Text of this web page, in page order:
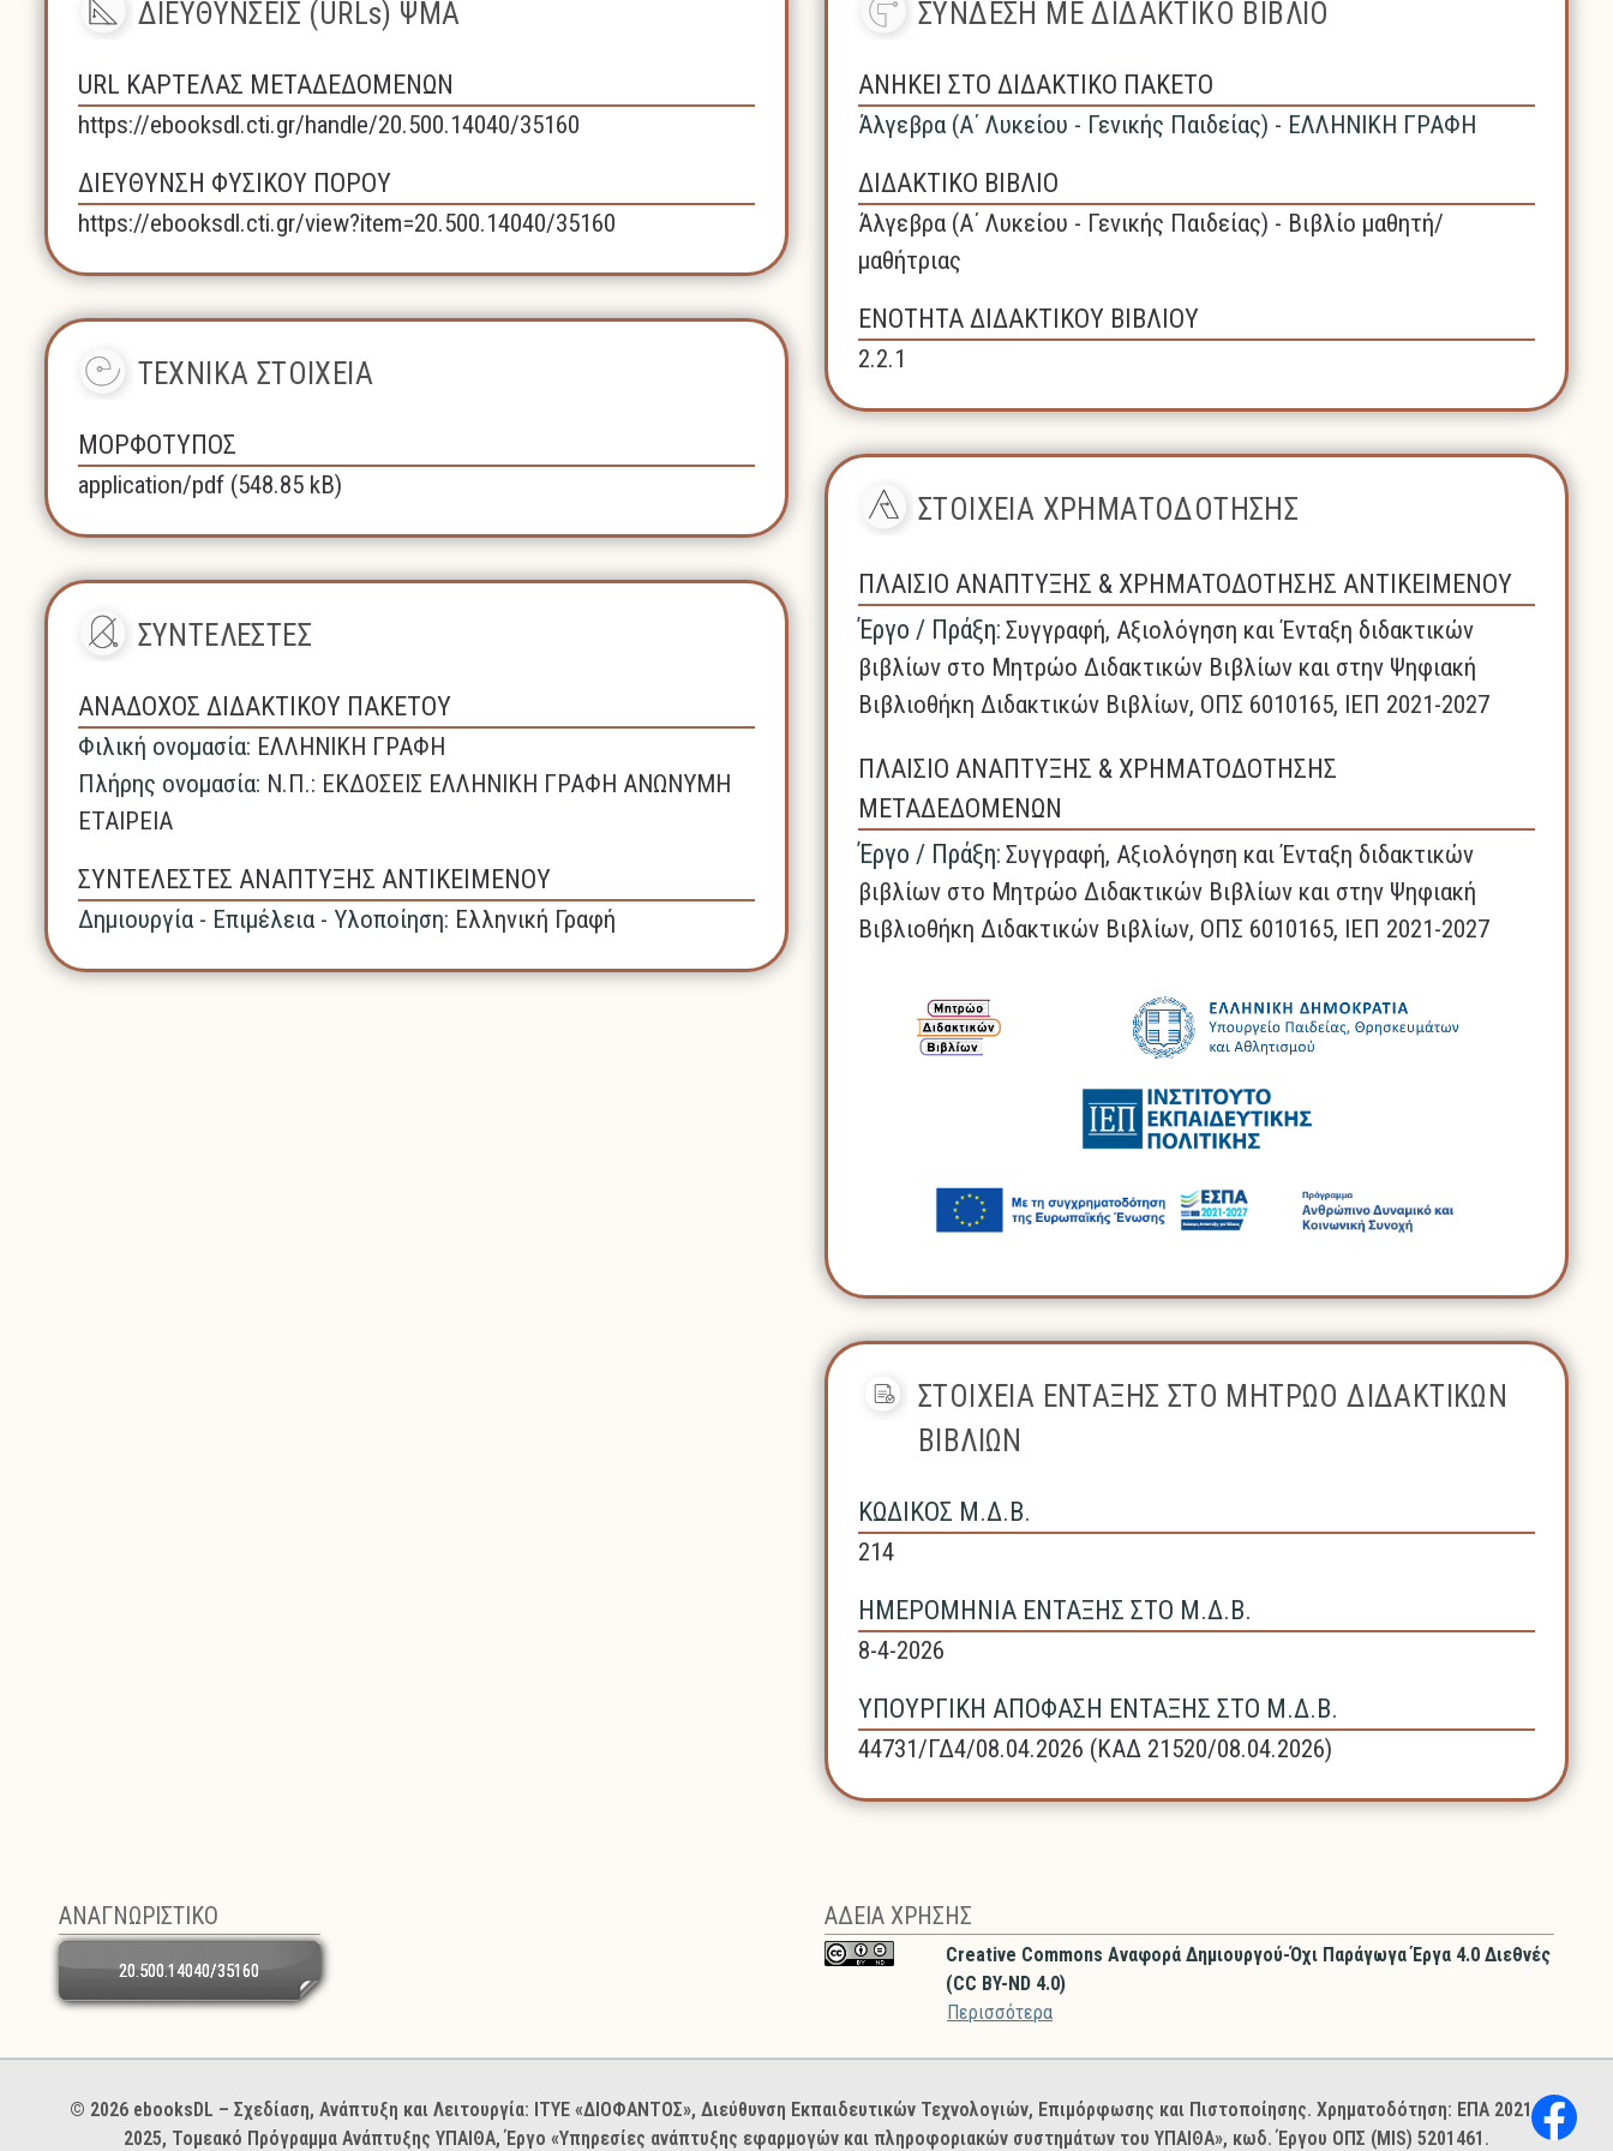
ΔΙΕΥΘΥΝΣΕΙΣ (URLs) ΨΜΑ
URL ΚΑΡΤΕΛΑΣ ΜΕΤΑΔΕΔΟΜΕΝΩΝ
https://ebooksdl.cti.gr/handle/20.500.14040/35160
ΔΙΕΥΘΥΝΣΗ ΦΥΣΙΚΟΥ ΠΟΡΟΥ
https://ebooksdl.cti.gr/view?item=20.500.14040/35160
ΤΕΧΝΙΚΑ ΣΤΟΙΧΕΙΑ
ΜΟΡΦΟΤΥΠΟΣ
application/pdf (548.85 kB)
ΣΥΝΤΕΛΕΣΤΕΣ
ΑΝΑΔΟΧΟΣ ΔΙΔΑΚΤΙΚΟΥ ΠΑΚΕΤΟΥ
Φιλική ονομασία: ΕΛΛΗΝΙΚΗ ΓΡΑΦΗ
Πλήρης ονομασία: N.Π.: ΕΚΔΟΣΕΙΣ ΕΛΛΗΝΙΚΗ ΓΡΑΦΗ ΑΝΩΝΥΜΗ
ΕΤΑΙΡΕΙΑ
ΣΥΝΤΕΛΕΣΤΕΣ ΑΝΑΠΤΥΞΗΣ ΑΝΤΙΚΕΙΜΕΝΟΥ
Δημιουργία - Επιμέλεια - Υλοποίηση: Ελληνική Γραφή
ΣΥΝΔΕΣΗ ΜΕ ΔΙΔΑΚΤΙΚΟ ΒΙΒΛΙΟ
ΑΝΗΚΕΙ ΣΤΟ ΔΙΔΑΚΤΙΚΟ ΠΑΚΕΤΟ
Άλγεβρα (A΄ Λυκείου - Γενικής Παιδείας) - ΕΛΛΗΝΙΚΗ ΓΡΑΦΗ
ΔΙΔΑΚΤΙΚΟ ΒΙΒΛΙΟ
Άλγεβρα (A΄ Λυκείου - Γενικής Παιδείας) - Βιβλίο μαθητή/
μαθήτριας
ΕΝΟΤΗΤΑ ΔΙΔΑΚΤΙΚΟΥ ΒΙΒΛΙΟΥ
2.2.1
ΣΤΟΙΧΕΙΑ ΧΡΗΜΑΤΟΔΟΤΗΣΗΣ
ΠΛΑΙΣΙΟ ΑΝΑΠΤΥΞΗΣ & ΧΡΗΜΑΤΟΔΟΤΗΣΗΣ ΑΝΤΙΚΕΙΜΕΝΟΥ
Έργο / Πράξη: Συγγραφή, Αξιολόγηση και Ένταξη διδακτικών
βιβλίων στο Μητρώο Διδακτικών Βιβλίων και στην Ψηφιακή
Βιβλιοθήκη Διδακτικών Βιβλίων, ΟΠΣ 6010165, ΙΕΠ 2021-2027
ΠΛΑΙΣΙΟ ΑΝΑΠΤΥΞΗΣ & ΧΡΗΜΑΤΟΔΟΤΗΣΗΣ
ΜΕΤΑΔΕΔΟΜΕΝΩΝ
Έργο / Πράξη: Συγγραφή, Αξιολόγηση και Ένταξη διδακτικών
βιβλίων στο Μητρώο Διδακτικών Βιβλίων και στην Ψηφιακή
Βιβλιοθήκη Διδακτικών Βιβλίων, ΟΠΣ 6010165, ΙΕΠ 2021-2027
ΣΤΟΙΧΕΙΑ ΕΝΤΑΞΗΣ ΣΤΟ ΜΗΤΡΩΟ ΔΙΔΑΚΤΙΚΩΝ
ΒΙΒΛΙΩΝ
ΚΩΔΙΚΟΣ Μ.Δ.Β.
214
ΗΜΕΡΟΜΗΝΙΑ ΕΝΤΑΞΗΣ ΣΤΟ Μ.Δ.Β.
8-4-2026
ΥΠΟΥΡΓΙΚΗ ΑΠΟΦΑΣΗ ΕΝΤΑΞΗΣ ΣΤΟ Μ.Δ.Β.
44731/ΓΔ4/08.04.2026 (ΚΑΔ 21520/08.04.2026)
ΑΝΑΓΝΩΡΙΣΤΙΚΟ
20.500.14040/35160
ΑΔΕΙΑ ΧΡΗΣΗΣ
Creative Commons Αναφορά Δημιουργού-Όχι Παράγωγα Έργα 4.0 Διεθνές
(CC BY-ND 4.0)
Περισσότερα
Χορηγοί και φορείς
© 2026 ebooksDL – Σχεδίαση, Ανάπτυξη και Λειτουργία: ΙΤΥΕ «ΔΙΟΦΑΝΤΟΣ», Διεύθυνση Εκπαιδευτικών Τεχνολογιών, Επιμόρφωσης και Πιστοποίησης. Χρηματοδότηση: ΕΠΑ 2021–
2025, Τομεακό Πρόγραμμα Ανάπτυξης ΥΠΑΙΘΑ, Έργο «Υπηρεσίες ανάπτυξης εφαρμογών και πληροφοριακών συστημάτων του ΥΠΑΙΘΑ», κωδ. Έργου ΟΠΣ (MIS) 5201461.